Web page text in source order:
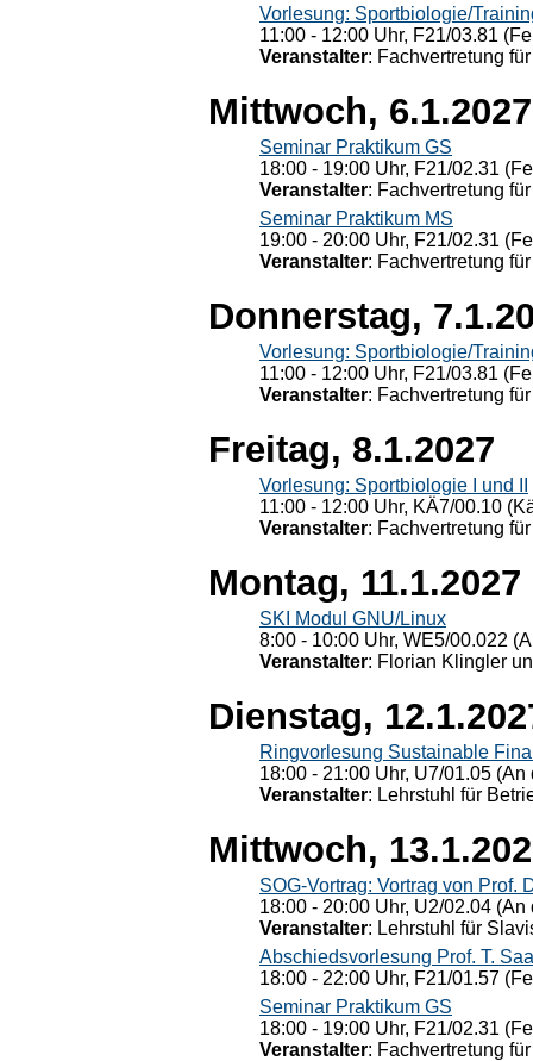
Vorlesung: Sportbiologie/
11:00 - 12:00 Uhr, F21/03.81
Veranstalter: Fachvertretung
Mittwoch, 6.1.2027
Seminar Praktikum GS
18:00 - 19:00 Uhr, F21/02.31
Veranstalter: Fachvertretung
Seminar Praktikum MS
19:00 - 20:00 Uhr, F21/02.31
Veranstalter: Fachvertretung
Donnerstag,
Vorlesung: Sportbiologie/
11:00 - 12:00 Uhr, F21/03.81
Veranstalter: Fachvertretung
Freitag, 8.1.2027
Vorlesung: Sportbiologie I und II
11:00 - 12:00 Uhr, KÄ7/00.10
Veranstalter: Fachvertretung
Montag, 11.1.2027
SKI Modul GNU/Linux
8:00 - 10:00 Uhr, WE5/00.022
Veranstalter: Florian Klingler
Dienstag,
Ringvorlesung Sustainable
18:00 - 21:00 Uhr, U7/01.05
Veranstalter: Lehrstuhl für
Mittwoch,
SOG-Vortrag: Vortrag von Prof.
18:00 - 20:00 Uhr, U2/02.04
Veranstalter: Lehrstuhl für
Abschiedsvorlesung Prof. T.
18:00 - 22:00 Uhr, F21/01.57
Seminar Praktikum GS
18:00 - 19:00 Uhr, F21/02.31
Veranstalter: Fachvertretung